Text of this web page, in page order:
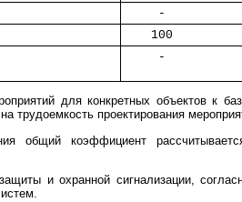
     -
    100
     -
для конкретных объектов к
проектирования
общий коэффициент
и охранной сигнализации,